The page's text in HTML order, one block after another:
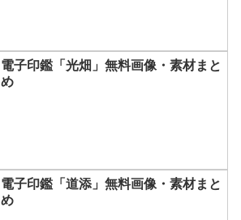
電子印鑑「光畑」無料画像・素材まと
め
電子印鑑「道添」無料画像・素材まと
め